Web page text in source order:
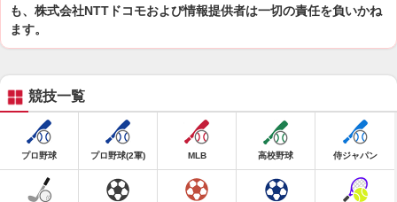
も、株式会社NTTドコモおよび情報提供者は一切の責任を負いかね
ます。
競技一覧
プロ野球 プロ野球(2軍) MLB 高校野球 侍ジャパン